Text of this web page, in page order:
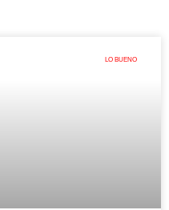
LO BUENO